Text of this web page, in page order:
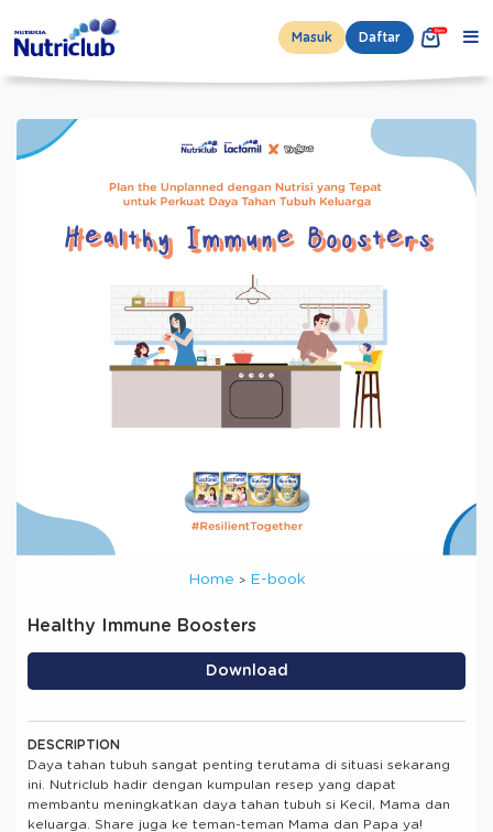
Masuk Daftar
Home E-book
Healthy Immune Boosters
Download
DESCRIPTION
Daya tahan tubuh sangat penting terutama di situasi sekarang
ini. Nutriclub hadir dengan kumpulan resep yang dapat
membantu meningkatkan daya tahan tubuh si Kecil, Mama dan
keluarga. Share juga ke teman-teman Mama dan Papa ya!